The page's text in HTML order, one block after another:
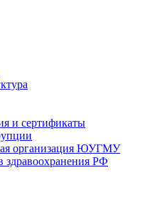
и сертификаты
организация ЮУГМУ
здравоохранения РФ